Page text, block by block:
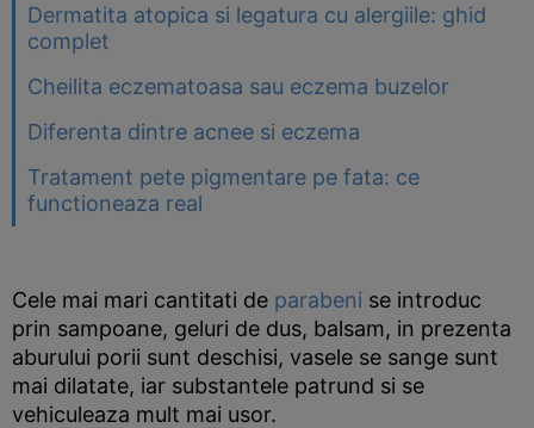
Dermatita atopica si legatura cu alergiile: ghid
complet
Cheilita eczematoasa sau eczema buzelor
Diferenta dintre acnee si eczema
Tratament pete pigmentare pe fata: ce
functioneaza real
Cele mai mari cantitati de parabeni se introduc
prin sampoane, geluri de dus, balsam, in prezenta
aburului porii sunt deschisi, vasele se sange sunt
mai dilatate, iar substantele patrund si se
vehiculeaza mult mai usor.